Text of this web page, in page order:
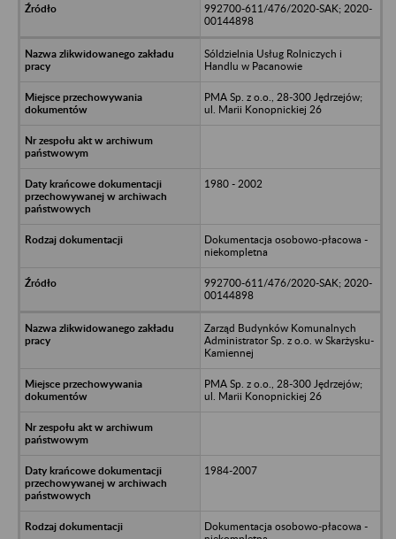
992700-611/476/2020-SAK; 2020-
00144898
Sóldzielnia Usług Rolniczych i
Handlu w Pacanowie
PMA Sp. z o.o., 28-300 Jędrzejów;
ul. Marii Konopnickiej 26
1980 - 2002
Dokumentacja osobowo-płacowa -
niekompletna
992700-611/476/2020-SAK; 2020-
00144898
Zarząd Budynków Komunalnych
Administrator Sp. z o.o. w Skarżysku-
Kamiennej
PMA Sp. z o.o., 28-300 Jędrzejów;
ul. Marii Konopnickiej 26
1984-2007
Dokumentacja osobowo-płacowa -